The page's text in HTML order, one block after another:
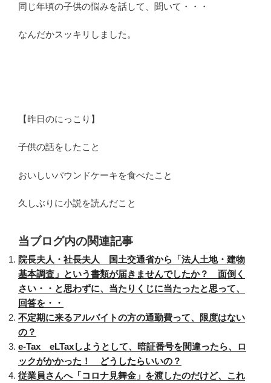
同じ年頃の子供の悩みを話して、聞いて・・・
なんだかスッキリしました。
【昨日のにっこり】
子供の話をしたこと
おいしいパウンドケーキを食べたこと
久しぶりに小説を読んだこと
当ブログ内の関連記事
院長夫人・社長夫人 国土交通省から「法人土地・建物
基本調査」という書類が届きませんでしたか？ 面倒く
さい・・と思わずに、当たりくじに当たったと思って、
回答を・・
不定期に来るアルバイトの方の通勤費って、限度はない
の？
e-Tax eLTaxしようとして、暗証番号を間違ったら、ロ
ックがかかった！ どうしたらいいの？
従業員さんへ「コロナ見舞金」を渡したのだけど、これ